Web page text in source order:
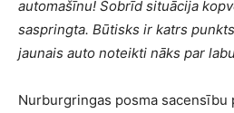
automašīnu! Šobrīd situācija
saspringta. Būtisks ir katrs
jaunais auto noteikti nāks par
Nurburgringas posma sacensību